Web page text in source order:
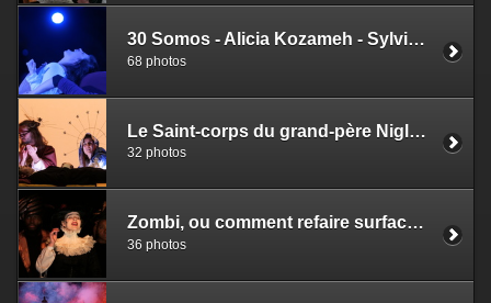
30 Somos - Alicia Kozameh - Sylvie Mongin-Algan
68 photos
Le Saint-corps du grand-père Niglo - Tidjy Dedinger - Laurent Gutmann
32 photos
Zombi, ou comment refaire surface - Samantha Pardon - Céline Champinot
36 photos